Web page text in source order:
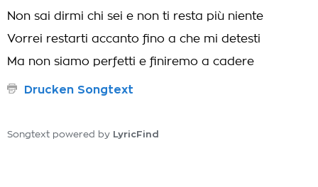
Non sai dirmi chi sei e non ti resta più niente
Vorrei restarti accanto fino a che mi detesti
Ma non siamo perfetti e finiremo a cadere
Drucken Songtext
Songtext powered by LyricFind